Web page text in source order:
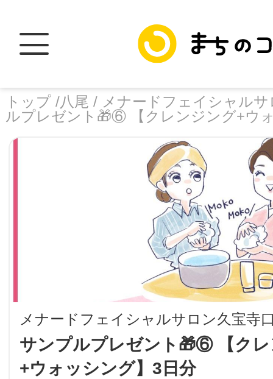
トップ /八尾 / メナードフェイシャル
ルプレゼント🎁⑥ 【クレンジング+ウ
メナードフェイシャルサロン久宝寺
サンプルプレゼント🎁⑥ 【ク
+ウォッシング】3日分
facebook
LINE
SMS
トップ
加盟スポットに
地域に導入を